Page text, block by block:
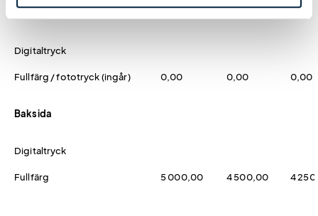
Digitaltryck
Fullfärg / fototryck (ingår) 0,00 0,00 0,00
Baksida
Digitaltryck
Fullfärg 5 000,00 4 500,00 4